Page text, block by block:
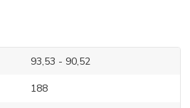
93,53 - 90,52
188